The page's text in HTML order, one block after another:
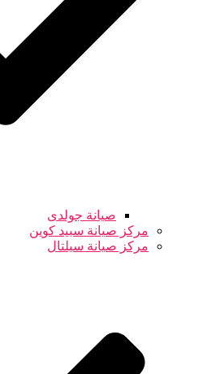
صيانة جولدى
مركز صيانة سبيد كوين
مركز صيانة سيلتال